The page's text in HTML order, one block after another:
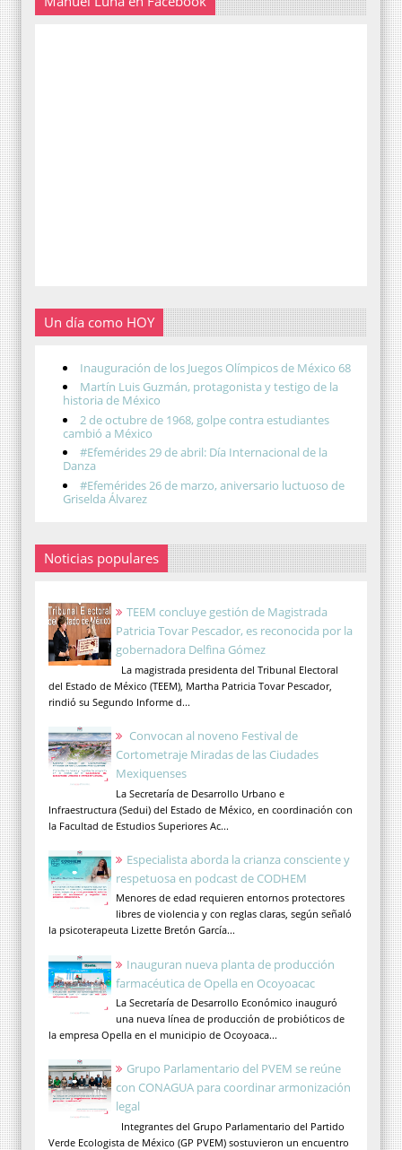
Un día como HOY
Inauguración de los Juegos Olímpicos de México 68
Martín Luis Guzmán, protagonista y testigo de la
historia de México
2 de octubre de 1968, golpe contra estudiantes
cambió a México
#Efemérides 29 de abril: Día Internacional de la
Danza
#Efemérides 26 de marzo, aniversario luctuoso de
Griselda Álvarez
Noticias populares
TEEM concluye gestión de Magistrada
Patricia Tovar Pescador, es reconocida por la
gobernadora Delfina Gómez
La magistrada presidenta del Tribunal Electoral
del Estado de México (TEEM), Martha Patricia Tovar Pescador,
rindió su Segundo Informe d...
Convocan al noveno Festival de
Cortometraje Miradas de las Ciudades
Mexiquenses
La Secretaría de Desarrollo Urbano e
Infraestructura (Sedui) del Estado de México, en coordinación con
la Facultad de Estudios Superiores Ac...
Especialista aborda la crianza consciente y
respetuosa en podcast de CODHEM
Menores de edad requieren entornos protectores
libres de violencia y con reglas claras, según señaló
la psicoterapeuta Lizette Bretón García...
Inauguran nueva planta de producción
farmacéutica de Opella en Ocoyoacac
La Secretaría de Desarrollo Económico inauguró
una nueva línea de producción de probióticos de
la empresa Opella en el municipio de Ocoyoaca...
Grupo Parlamentario del PVEM se reúne
con CONAGUA para coordinar armonización
legal
Integrantes del Grupo Parlamentario del Partido
Verde Ecologista de México (GP PVEM) sostuvieron un encuentro